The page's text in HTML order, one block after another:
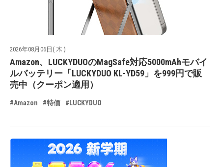
2026年08月06日( 木 )
Amazon、LUCKYDUOのMagSafe対応5000mAhモバイ
ルバッテリー「LUCKYDUO KL-YD59」を999円で販
売中（クーポン適用）
#Amazon #特価 #LUCKYDUO